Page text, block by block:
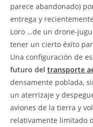
parece abandonado)
entrega y
Loro …de un drone-
tener un cierto éxito
Una configuración de
futuro del transporte
densamente poblada,
un aterrizaje y
aviones de la tierra y
relativamente limitado